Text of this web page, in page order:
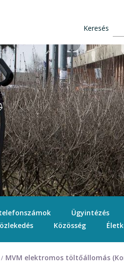
Keresés
Ügyintézés
Közösség
MVM elektromos töltőállomás